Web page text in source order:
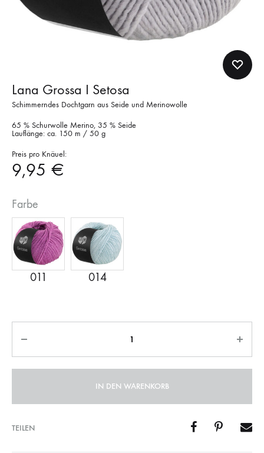
Lana Grossa I Setosa
Schimmerndes Dochtgarn aus Seide und Merinowolle
65 % Schurwolle Merino, 35 % Seide
Lauflänge: ca. 150 m / 50 g
Preis pro Knäuel:
9,95 €
Farbe
IN DEN WARENKORB
TEILEN